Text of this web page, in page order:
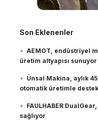
Son Eklenenler
AEMOT, endüstriyel
üretim altyapısı sunuyor
Ünsal Makina, aylık
otomatik üretimle
FAULHABER
sağlıyor